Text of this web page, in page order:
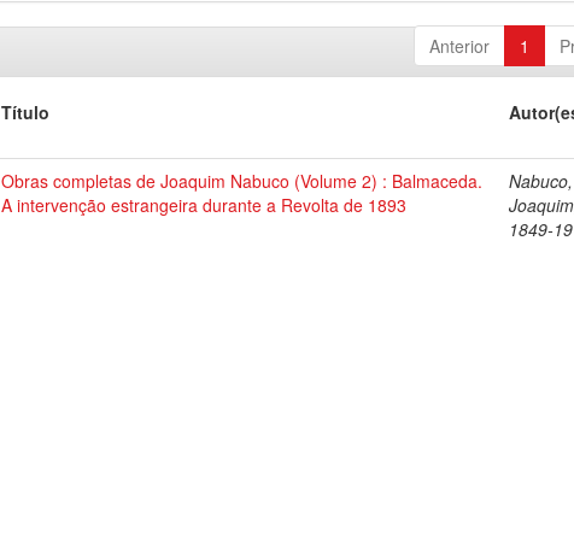
Anterior 1
Título
Obras completas de Joaquim Nabuco (Volume 2) : Balmaceda.
A intervenção estrangeira durante a Revolta de 1893
Nabuco,
1849-